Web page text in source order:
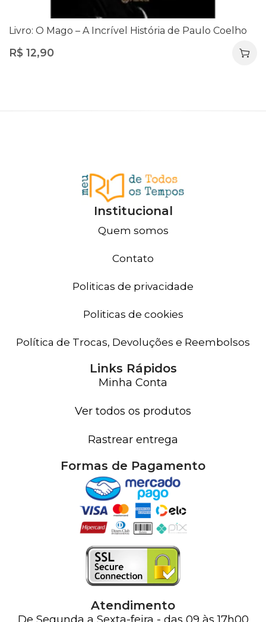
Livro: O Mago – A Incrível História de Paulo Coelho
R$ 12,90
Institucional
Quem somos
Contato
Politicas de privacidade
Politicas de cookies
Política de Trocas, Devoluções e Reembolsos
Links Rápidos
Minha Conta
Ver todos os produtos
Rastrear entrega
Formas de Pagamento
Atendimento